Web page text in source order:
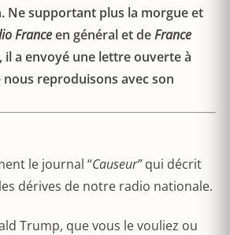
Ne supportant plus la morgue et
Franceen général et deFrance
a envoyé une lettre ouverte à
nous reproduisons avec son
le journal “Causeur”qui décrit
dérives de notre radio nationale.
Trump, que vous le vouliez ou